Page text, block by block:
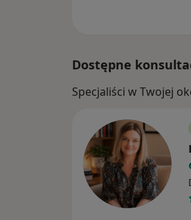
Dostępne
Specjaliści w Twojej